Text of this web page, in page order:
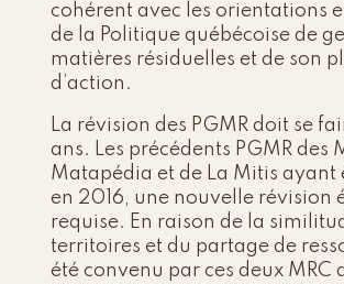
cohérent avec les orientations
de la Politique québécoise de
matières résiduelles et de son
d’action.
La révision des PGMR doit se
ans. Les précédents PGMR des
Matapédia et de La Mitis ayant
en 2016, une nouvelle révision
requise. En raison de la
territoires et du partage de
été convenu par ces deux MRC